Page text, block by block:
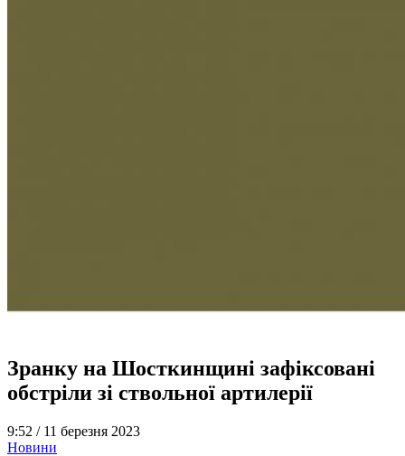
Зранку на Шосткинщині зафіксовані
обстріли зі ствольної артилерії
9:52 / 11 березня 2023
Новини